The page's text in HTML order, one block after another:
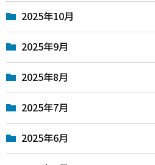
2025年10月
2025年9月
2025年8月
2025年7月
2025年6月